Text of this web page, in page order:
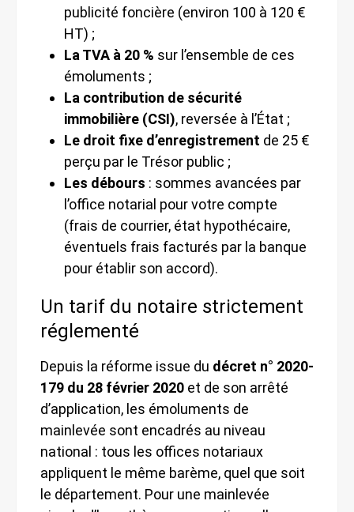
publicité foncière (environ 100 à 120 €
HT) ;
La TVA à 20 % sur l’ensemble de ces
émoluments ;
La contribution de sécurité
immobilière (CSI), reversée à l’État ;
Le droit fixe d’enregistrement de 25 €
perçu par le Trésor public ;
Les débours : sommes avancées par
l’office notarial pour votre compte
(frais de courrier, état hypothécaire,
éventuels frais facturés par la banque
pour établir son accord).
Un tarif du notaire strictement
réglementé
Depuis la réforme issue du décret n° 2020-
179 du 28 février 2020 et de son arrêté
d’application, les émoluments de
mainlevée sont encadrés au niveau
national : tous les offices notariaux
appliquent le même barème, quel que soit
le département. Pour une mainlevée